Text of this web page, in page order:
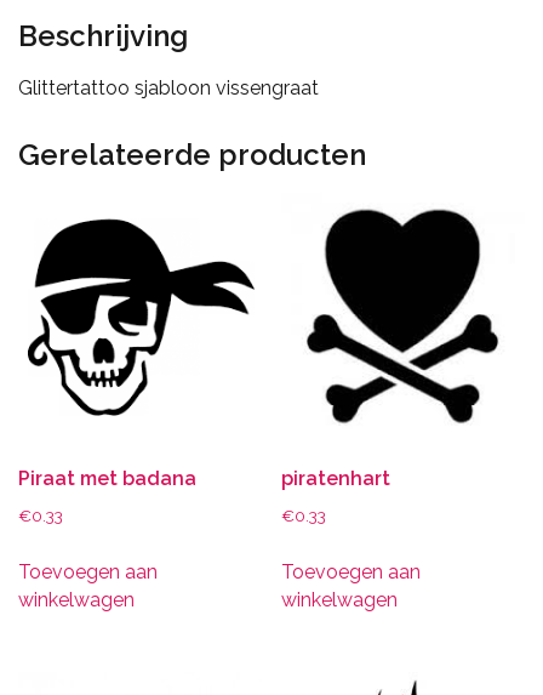
Beschrijving
Glittertattoo sjabloon vissengraat
Gerelateerde producten
Piraat met badana
€0.33
Toevoegen aan
winkelwagen
piratenhart
€0.33
Toevoegen aan
winkelwagen